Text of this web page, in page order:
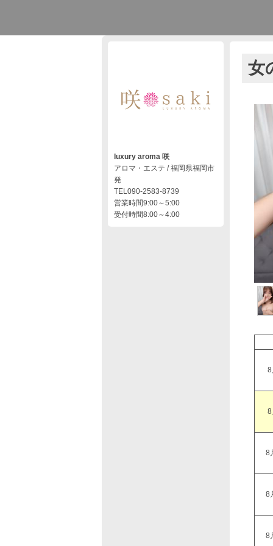
luxury aroma 咲
アロマ・エステ / 福岡県福岡市
発
TEL090-2583-8739
営業時間9:00～5:00
受付時間8:00～4:00
女
8
8
8
8
8